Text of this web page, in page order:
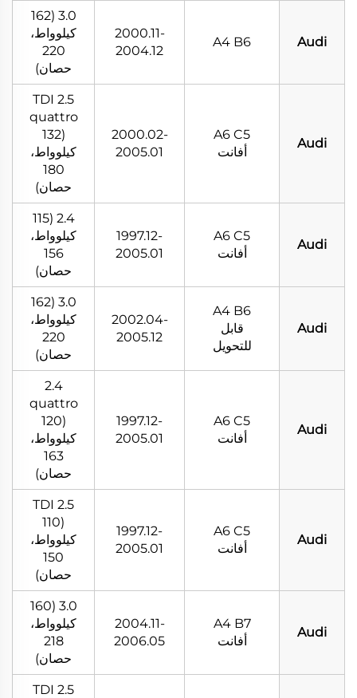
Audi
A4 B6
2000.11-
2004.12
3.0 (162
كيلوواط،
220
حصان)
Audi
A6 C5
أفانت
2000.02-
2005.01
2.5 TDI
quattro
(132
كيلوواط،
180
حصان)
Audi
A6 C5
أفانت
1997.12-
2005.01
2.4 (115
كيلوواط،
156
حصان)
Audi
A4 B6
قابل
للتحويل
2002.04-
2005.12
3.0 (162
كيلوواط،
220
حصان)
Audi
A6 C5
أفانت
1997.12-
2005.01
2.4
quattro
(120
كيلوواط،
163
حصان)
Audi
A6 C5
أفانت
1997.12-
2005.01
2.5 TDI
(110
كيلوواط،
150
حصان)
Audi
A4 B7
أفانت
2004.11-
2006.05
3.0 (160
كيلوواط،
218
حصان)
2.5 TDI